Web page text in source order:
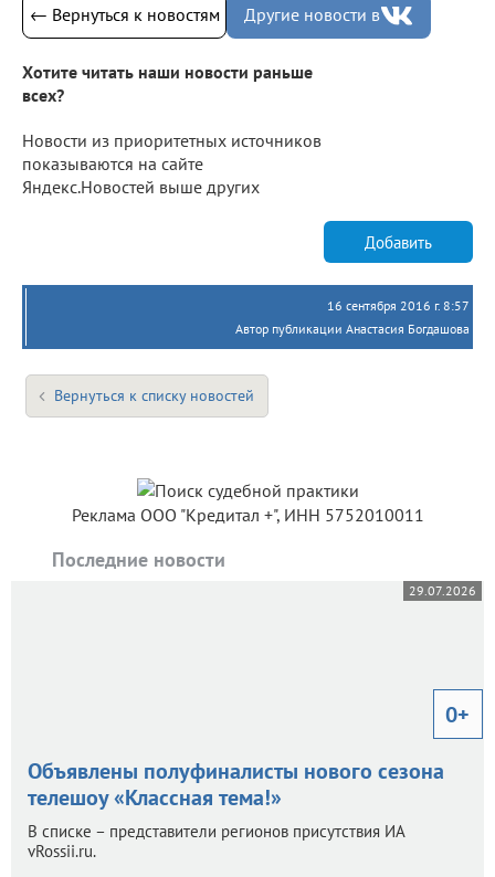
← Вернуться к новостям Другие новости в
Хотите читать наши новости раньше
всех?
Новости из приоритетных источников
показываются на сайте
Яндекс.Новостей выше других
Добавить
16 сентября 2016 г. 8:57
Автор публикации Анастасия Богдашова
Вернуться к списку новостей
Реклама ООО "Кредитал +", ИНН 5752010011
Последние новости
29.07.2026
0+
Объявлены полуфиналисты нового сезона
телешоу «Классная тема!»
В списке – представители регионов присутствия ИА
vRossii.ru.